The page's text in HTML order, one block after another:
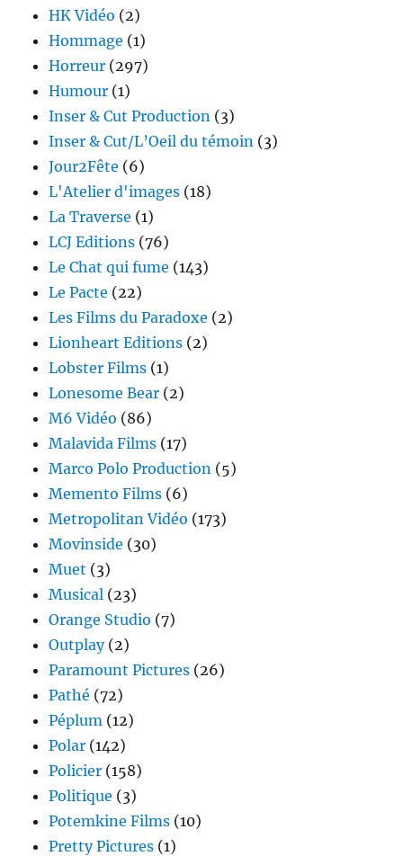
HK Vidéo (2)
Hommage (1)
Horreur (297)
Humour (1)
Inser & Cut Production (3)
Inser & Cut/L’Oeil du témoin (3)
Jour2Fête (6)
L'Atelier d'images (18)
La Traverse (1)
LCJ Editions (76)
Le Chat qui fume (143)
Le Pacte (22)
Les Films du Paradoxe (2)
Lionheart Editions (2)
Lobster Films (1)
Lonesome Bear (2)
M6 Vidéo (86)
Malavida Films (17)
Marco Polo Production (5)
Memento Films (6)
Metropolitan Vidéo (173)
Movinside (30)
Muet (3)
Musical (23)
Orange Studio (7)
Outplay(2)
Paramount Pictures (26)
Pathé (72)
Péplum (12)
Polar (142)
Policier (158)
Politique (3)
Potemkine Films (10)
Pretty Pictures (1)